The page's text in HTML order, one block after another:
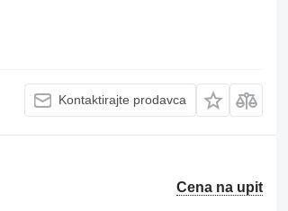
Kontaktirajte prodavca
Cena na upit